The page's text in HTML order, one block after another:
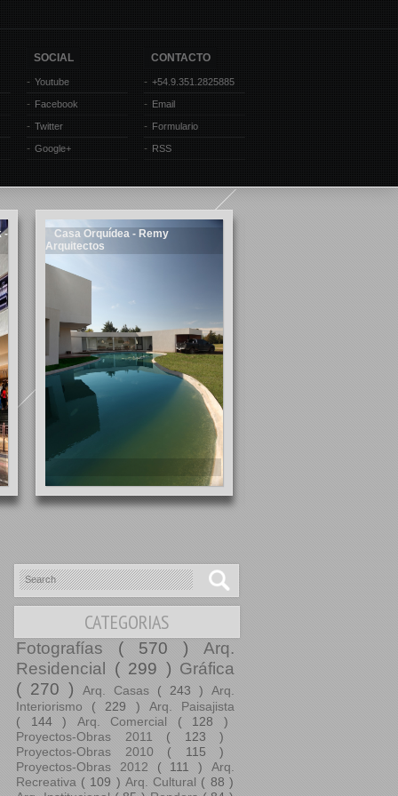
SOCIAL
Youtube
Facebook
Twitter
Google+
CONTACTO
+54.9.351.2825885
Email
Formulario
RSS
-
Casa Orquídea - Remy
Arquitectos
CATEGORIAS
Fotografías ( 570 ) Arq.
Residencial ( 299 ) Gráfica
( 270 )
Arq. Casas ( 243 ) Arq.
Interiorismo ( 229 ) Arq. Paisajista
( 144 ) Arq. Comercial ( 128 )
Proyectos-Obras 2011 ( 123 )
Proyectos-Obras 2010 ( 115 )
Proyectos-Obras 2012 ( 111 )Arq.
Recreativa ( 109 ) Arq. Cultural ( 88 )